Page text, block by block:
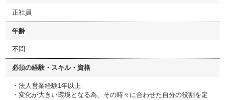
正社員
年齢
不問
必須の経験・スキル・資格
・法人営業経験1年以上
・変化が大きい環境となる為、その時々に合わせた自分の役割を定